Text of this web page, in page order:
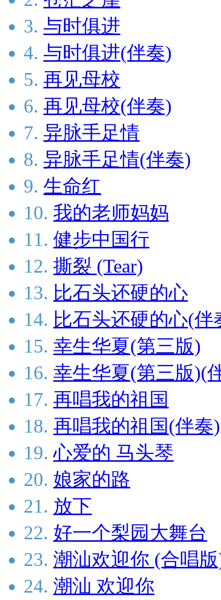
3. 与时俱进
4. 与时俱进(伴奏)
5. 再见母校
6. 再见母校(伴奏)
7. 异脉手足情
8. 异脉手足情(伴奏)
9. 生命红
10. 我的老师妈妈
11. 健步中国行
12. 撕裂 (Tear)
13. 比石头还硬的心
14. 比石头还硬的心(伴
15. 幸生华夏(第三版)
16. 幸生华夏(第三版)(
17. 再唱我的祖国
18. 再唱我的祖国(伴奏)
19. 心爱的 马头琴
20. 娘家的路
21. 放下
22. 好一个梨园大舞台
23. 潮汕欢迎你 (合唱
24. 潮汕 欢迎你